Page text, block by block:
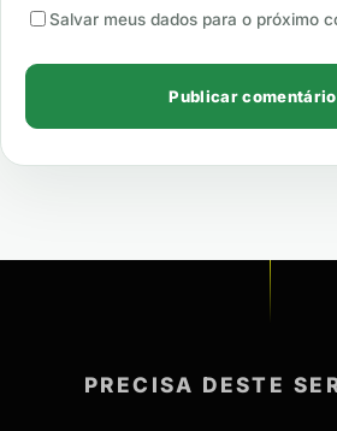
Salvar meus dados para o próximo
PRECISA DESTE